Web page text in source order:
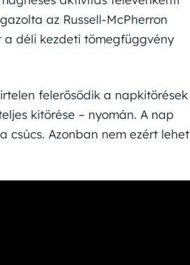
az Russell-McPherron
déli kezdeti tömegfüggvény
felerősödik a napkitörések
kitörése – nyomán. A nap
csúcs. Azonban nem ezért lehet